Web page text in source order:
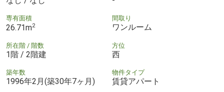
専有面積
26.71m2
間取り
ワンルーム
所在階 / 階数
1階 / 2階建
方位
西
築年数
1996年2月(築30年7ヶ月)
物件タイプ
賃貸アパート